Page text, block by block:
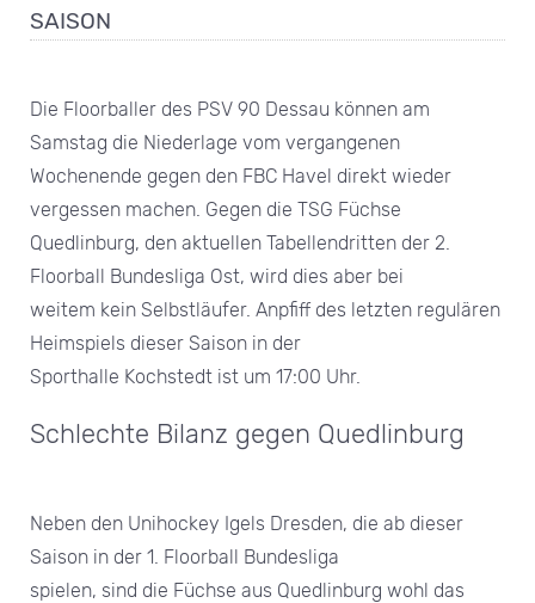
SAISON
Die Floorballer des PSV 90 Dessau können am
Samstag die Niederlage vom vergangenen
Wochenende gegen den FBC Havel direkt wieder
vergessen machen. Gegen die TSG Füchse
Quedlinburg, den aktuellen Tabellendritten der 2.
Floorball Bundesliga Ost, wird dies aber bei
weitem kein Selbstläufer. Anpfiff des letzten regulären
Heimspiels dieser Saison in der
Sporthalle Kochstedt ist um 17:00 Uhr.
Schlechte Bilanz gegen Quedlinburg
Neben den Unihockey Igels Dresden, die ab dieser
Saison in der 1. Floorball Bundesliga
spielen, sind die Füchse aus Quedlinburg wohl das